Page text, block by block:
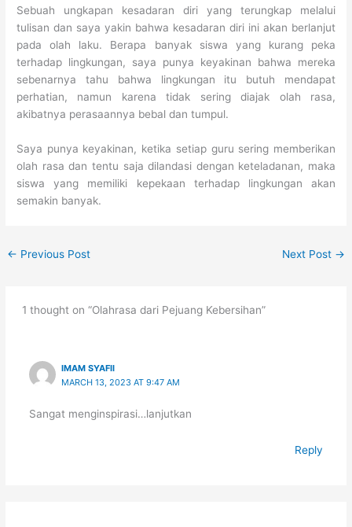
Sebuah ungkapan kesadaran diri yang terungkap melalui
tulisan dan saya yakin bahwa kesadaran diri ini akan berlanjut
pada olah laku. Berapa banyak siswa yang kurang peka
terhadap lingkungan, saya punya keyakinan bahwa mereka
sebenarnya tahu bahwa lingkungan itu butuh mendapat
perhatian, namun karena tidak sering diajak olah rasa,
akibatnya perasaannya bebal dan tumpul.
Saya punya keyakinan, ketika setiap guru sering memberikan
olah rasa dan tentu saja dilandasi dengan keteladanan, maka
siswa yang memiliki kepekaan terhadap lingkungan akan
semakin banyak.
← Previous Post Next Post →
1 thought on “Olahrasa dari Pejuang Kebersihan”
IMAM SYAFII
MARCH 13, 2023 AT 9:47 AM
Sangat menginspirasi…lanjutkan
Reply